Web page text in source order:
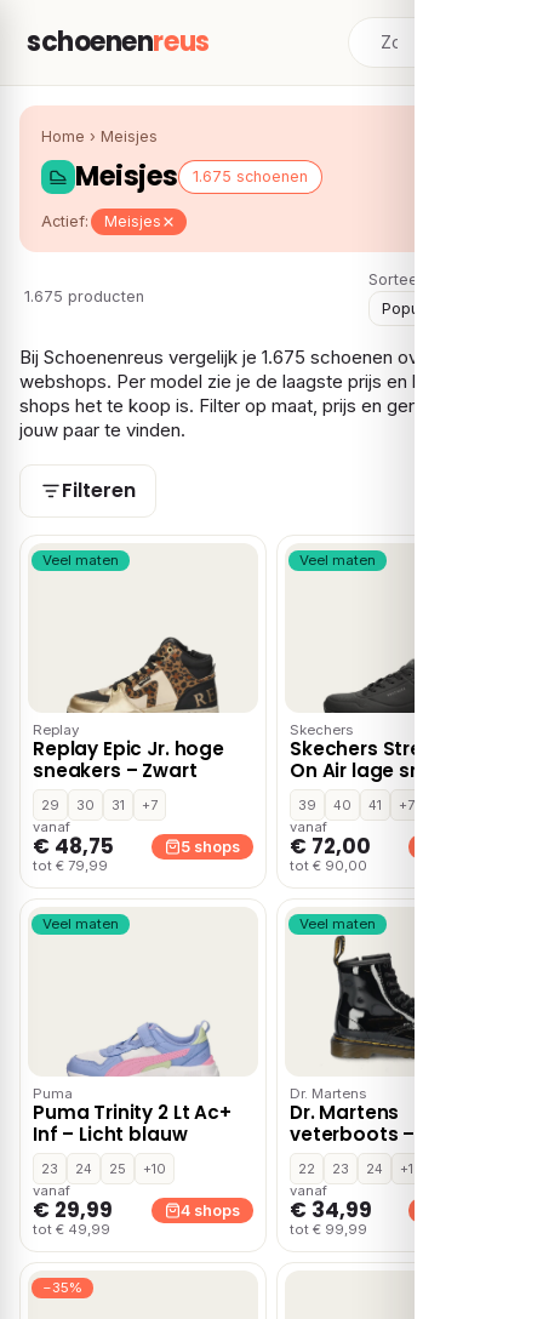
schoenenreus
Home › Meisjes
Meisjes 1.675 schoenen
Actief: Meisjes
1.675 producten
Sorteer:
Bij Schoenenreus vergelijk je 1.675 schoenen over meerdere
webshops. Per model zie je de laagste prijs en bij hoeveel
shops het te koop is. Filter op maat, prijs en gender om snel
jouw paar te vinden.
Filteren
Veel maten
Replay
Replay Epic Jr. hoge
sneakers – Zwart
29 30 31
+7
vanaf
€ 48,75
tot € 79,99
5 shops
Veel maten
Skechers
Skechers Street Stand
On Air lage sneakers –
Zwart
39 40 41
+7
vanaf
€ 72,00
tot € 90,00
Veel maten
Puma
Puma Trinity 2 Lt Ac+
Inf – Licht blauw
23 24 25
+10
vanaf
€ 29,99
tot € 49,99
4 shops
Veel maten
Dr. Martens
Dr. Martens
veterboots – Zwart
22 23 24
+12
vanaf
€ 34,99
tot € 99,99
−35%